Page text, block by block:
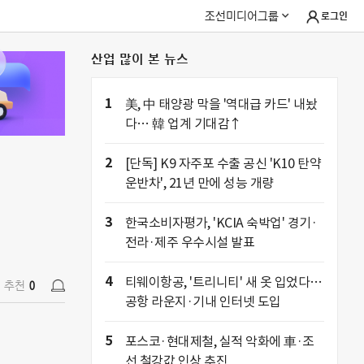
조선미디어그룹 로그인
추천 0
산업 많이 본 뉴스